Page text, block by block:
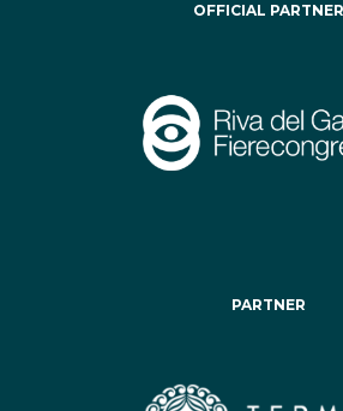
OFFICIAL PARTNER
PARTNER